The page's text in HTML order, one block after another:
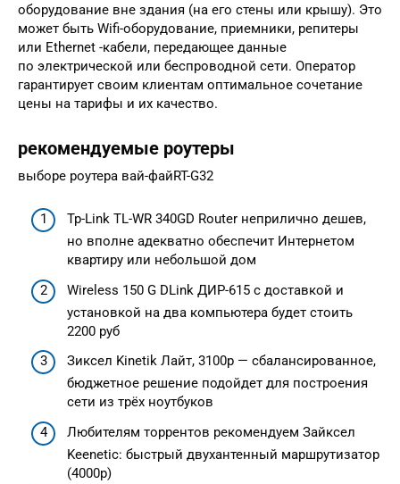
оборудование вне здания (на его стены или крышу). Это
может быть Wifi-оборудование, приемники, репитеры
или Ethernet -кабели, передающее данные
по электрической или беспроводной сети. Оператор
гарантирует своим клиентам оптимальное сочетание
цены на тарифы и их качество.
рекомендуемые роутеры
выборе роутера вай-файRT-G32
Tp-Link TL-WR 340GD Router неприлично дешев,
но вполне адекватно обеспечит Интернетом
квартиру или небольшой дом
Wireless 150 G DLink ДИР-615 с доставкой и
установкой на два компьютера будет стоить
2200 руб
Зиксел Kinetik Лайт, 3100р — сбалансированное,
бюджетное решение подойдет для построения
сети из трёх ноутбуков
Любителям торрентов рекомендуем Зайксел
Keenetic: быстрый двухантенный маршрутизатор
(4000р)